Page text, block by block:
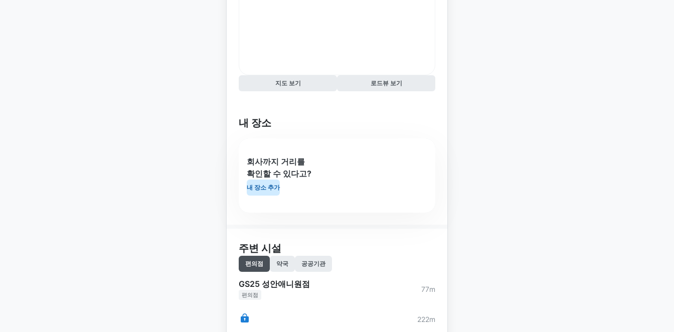
지도 보기 로드뷰 보기
내 장소
회사까지 거리를
확인할 수 있다고?
내 장소 추가
주변 시설
편의점 약국 공공기관
GS25 성안애니원점
편의점
77m
222m